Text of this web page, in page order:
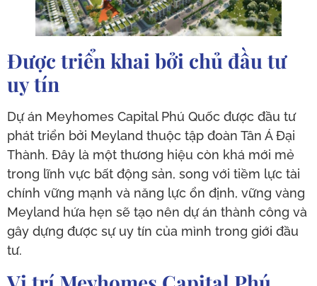
Được triển khai bởi chủ đầu tư
uy tín
Dự án Meyhomes Capital Phú Quốc được đầu tư
phát triển bởi Meyland thuộc tập đoàn Tân Á Đại
Thành. Đây là một thương hiệu còn khá mới mẻ
trong lĩnh vực bất động sản, song với tiềm lực tài
chính vững mạnh và năng lực ổn định, vững vàng
Meyland hứa hẹn sẽ tạo nên dự án thành công và
gây dựng được sự uy tín của mình trong giới đầu
tư.